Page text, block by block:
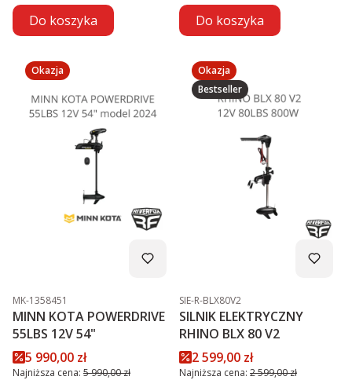
Do koszyka
Do koszyka
Okazja
Kod produktu
MK-1358451
MINN KOTA POWERDRIVE
55LBS 12V 54"
Cena promocyjna
5 990,00 zł
Najniższa cena: 5 990,00 zł
Okazja
Bestseller
Kod produktu
SIE-R-BLX80V2
SILNIK ELEKTRYCZNY
RHINO BLX 80 V2
Cena promocyjna
2 599,00 zł
Najniższa cena: 2 599,00 zł